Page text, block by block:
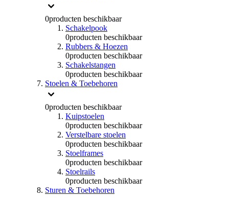
0producten beschikbaar
Schakelpook
0producten beschikbaar
Rubbers & Hoezen
0producten beschikbaar
Schakelstangen
0producten beschikbaar
Stoelen & Toebehoren
0producten beschikbaar
Kuipstoelen
0producten beschikbaar
Verstelbare stoelen
0producten beschikbaar
Stoelframes
0producten beschikbaar
Stoelrails
0producten beschikbaar
Sturen & Toebehoren